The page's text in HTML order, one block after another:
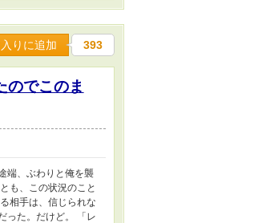
りに追加 393
のでこのま
端、ぶわりと俺を襲
も、この状況のこと
相手は、信じられな
った。だけど。 「レ